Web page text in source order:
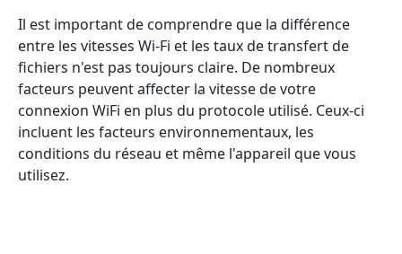
Il est important de comprendre que la différence
entre les vitesses Wi-Fi et les taux de transfert de
fichiers n'est pas toujours claire. De nombreux
facteurs peuvent affecter la vitesse de votre
connexion WiFi en plus du protocole utilisé. Ceux-ci
incluent les facteurs environnementaux, les
conditions du réseau et même l'appareil que vous
utilisez.